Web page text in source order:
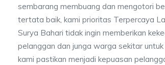
sembarang membuang dan mengotori
tertata baik, kami prioritas Terpercaya
Surya Bahari tidak ingin memberikan
pelanggan dan junga warga sekitar untuk
kami pastikan menjadi kepuasan